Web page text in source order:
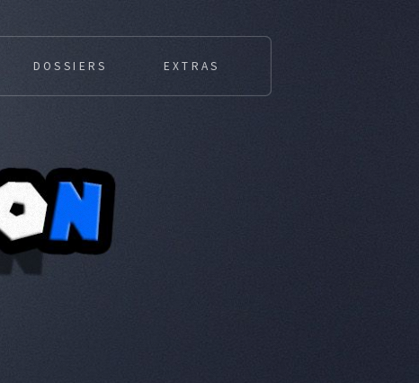
DOSSIERS EXTRAS